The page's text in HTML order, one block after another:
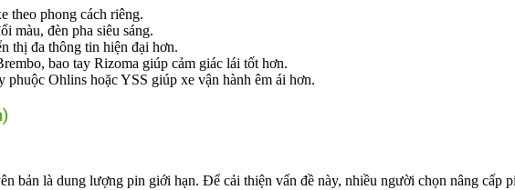
theo phong cách riêng.
màu, đèn pha siêu sáng.
thị đa thông tin hiện đại hơn.
bao tay Rizoma giúp cảm giác lái tốt hơn.
phuộc Ohlins hoặc YSS giúp xe vận hành êm ái hơn.
bản là dung lượng pin giới hạn. Để cải thiện vấn đề này, nhiều người chọn nâng cấp